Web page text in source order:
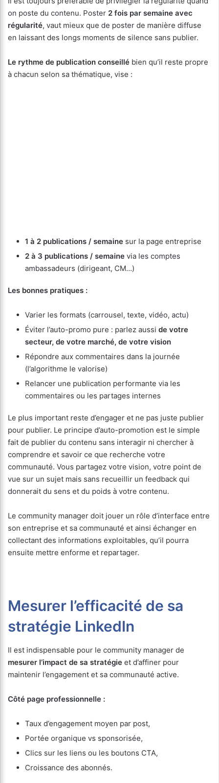
on poste du contenu. Poster 2 fois par semaine avec
régularité, vaut mieux que de poster de manière diffuse
en laissant des longs moments de silence sans publier.
Le rythme de publication conseillé bien qu’il reste propre
à chacun selon sa thématique, vise :
1 à 2 publications / semaine sur la page entreprise
2 à 3 publications / semaine via les comptes
ambassadeurs (dirigeant, CM…)
Les bonnes pratiques :
Varier les formats (carrousel, texte, vidéo, actu)
Éviter l’auto-promo pure : parlez aussi de votre
secteur, de votre marché, de votre vision
Répondre aux commentaires dans la journée
(l’algorithme le valorise)
Relancer une publication performante via les
commentaires ou les partages internes
Le plus important reste d’engager et ne pas juste publier
pour publier. Le principe d’auto-promotion est le simple
fait de publier du contenu sans interagir ni chercher à
comprendre et savoir ce que recherche votre
communauté. Vous partagez votre vision, votre point de
vue sur un sujet mais sans recueillir un feedback qui
donnerait du sens et du poids à votre contenu.
Le community manager doit jouer un rôle d’interface entre
son entreprise et sa communauté et ainsi échanger en
collectant des informations exploitables, qu’il pourra
ensuite mettre enforme et repartager.
Mesurer l’efficacité de sa
stratégie LinkedIn
Il est indispensable pour le community manager de
mesurer l’impact de sa stratégie et d’affiner pour
maintenir l’engagement et sa communauté active.
Côté page professionnelle :
Taux d’engagement moyen par post,
Portée organique vs sponsorisée,
Clics sur les liens ou les boutons CTA,
Croissance des abonnés.